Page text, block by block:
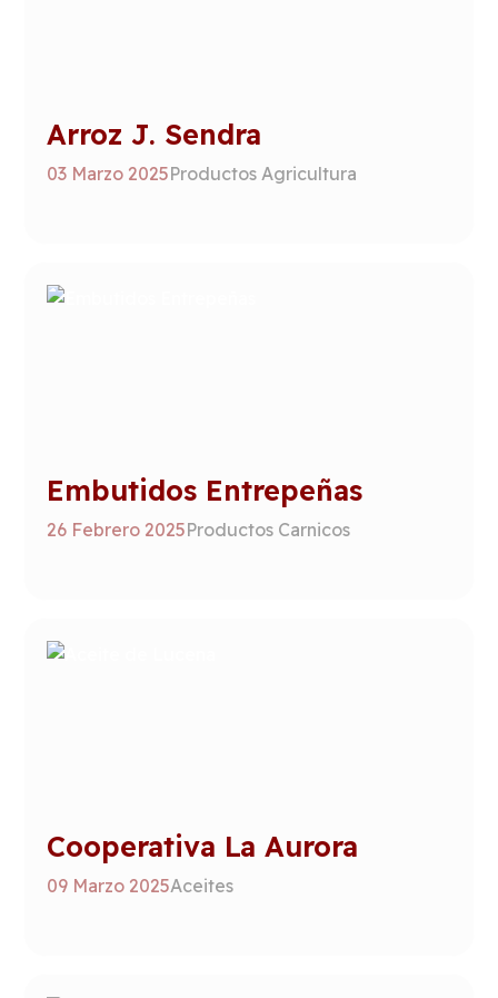
Arroz J. Sendra
03 Marzo 2025Productos Agricultura
Embutidos Entrepeñas
26 Febrero 2025Productos Carnicos
Cooperativa La Aurora
09 Marzo 2025Aceites